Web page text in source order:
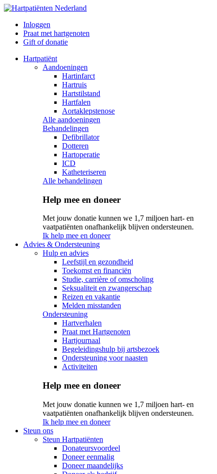
Inloggen
Praat met hartgenoten
Gift of donatie
Hartpatiënt
Aandoeningen
Hartinfarct
Hartruis
Hartstilstand
Hartfalen
Aortaklepstenose
Alle aandoeningen
Behandelingen
Defibrillator
Dotteren
Hartoperatie
ICD
Katheteriseren
Alle behandelingen
Help mee en doneer
Met jouw donatie kunnen we 1,7 miljoen hart- en
vaatpatiënten onafhankelijk blijven ondersteunen.
Ik help mee en doneer
Advies & Ondersteuning
Hulp en advies
Leefstijl en gezondheid
Toekomst en financiën
Studie, carrière of omscholing
Seksualiteit en zwangerschap
Reizen en vakantie
Melden misstanden
Ondersteuning
Hartverhalen
Praat met Hartgenoten
Hartjournaal
Begeleidingshulp bij artsbezoek
Ondersteuning voor naasten
Activiteiten
Help mee en doneer
Met jouw donatie kunnen we 1,7 miljoen hart- en
vaatpatiënten onafhankelijk blijven ondersteunen.
Ik help mee en doneer
Steun ons
Steun Hartpatiënten
Donateursvoordeel
Doneer eenmalig
Doneer maandelijks